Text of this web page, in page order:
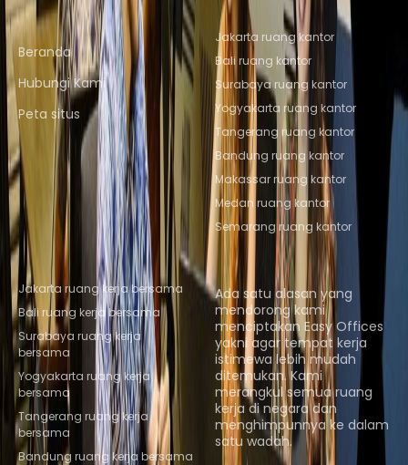
Tautan cepat
Beranda
Hubungi Kami
Peta situs
Lokasi Kantor Populer
Jakarta ruang kantor
Bali ruang kantor
Surabaya ruang kantor
Yogyakarta ruang kantor
Tangerang ruang kantor
Bandung ruang kantor
Makassar ruang kantor
Medan ruang kantor
Semarang ruang kantor
Lokasi Coworking Populer
Jakarta ruang kerja bersama
Bali ruang kerja bersama
Surabaya ruang kerja
bersama
Yogyakarta ruang kerja
bersama
Tangerang ruang kerja
bersama
Bandung ruang kerja bersama
Tentang kami
Ada satu alasan yang
mendorong kami
menciptakan Easy Offices
yakni agar tempat kerja
istimewa lebih mudah
ditemukan. Kami
merangkul semua ruang
kerja di negara dan
menghimpunnya ke dalam
satu wadah.